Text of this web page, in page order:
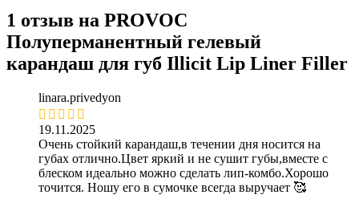
1 отзыв на PROVOC
Полуперманентный гелевый
карандаш для губ Illicit Lip Liner Filler
linara.privedyon
19.11.2025
Очень стойкий карандаш,в течении дня носится на
губах отлично.Цвет яркий и не сушит губы,вместе с
блеском идеально можно сделать лип-комбо.Хорошо
точится. Ношу его в сумочке всегда выручает 🥰